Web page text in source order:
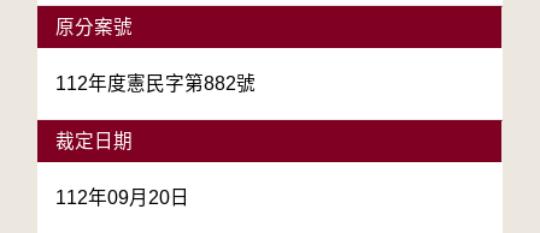
原分案號
112年度憲民字第882號
裁定日期
112年09月20日